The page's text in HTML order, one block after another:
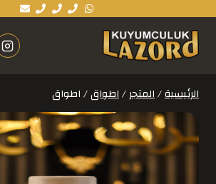
الرئيسية/المتجر/اطواق/اطواق